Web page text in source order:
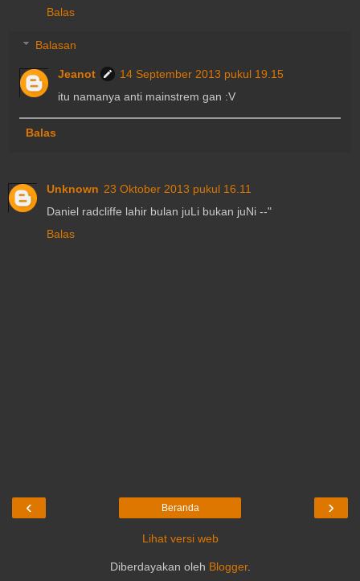
Balas
Balasan
Jeanot
14 September 2013 pukul 19.15
itu namanya anti mainstrem gan :V
Balas
Unknown 23 Oktober 2013 pukul 16.11
Daniel radcliffe lahir bulan juLi bukan juNi --"
Balas
‹ ›
Beranda
Lihat versi web
Diberdayakan oleh Blogger.